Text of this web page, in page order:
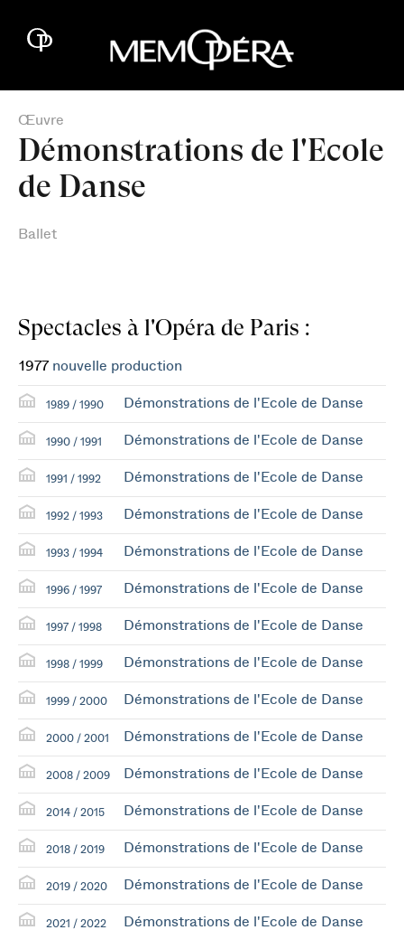
Œuvre
Démonstrations de l'Ecole
de Danse
Ballet
Spectacles à l'Opéra de Paris :
1977 nouvelle production
1989 / 1990 Démonstrations de l'Ecole de Danse
1990 / 1991 Démonstrations de l'Ecole de Danse
1991 / 1992 Démonstrations de l'Ecole de Danse
1992 / 1993 Démonstrations de l'Ecole de Danse
1993 / 1994 Démonstrations de l'Ecole de Danse
1996 / 1997 Démonstrations de l'Ecole de Danse
1997 / 1998 Démonstrations de l'Ecole de Danse
1998 / 1999 Démonstrations de l'Ecole de Danse
1999 / 2000 Démonstrations de l'Ecole de Danse
2000 / 2001 Démonstrations de l'Ecole de Danse
2008 / 2009 Démonstrations de l'Ecole de Danse
2014 / 2015 Démonstrations de l'Ecole de Danse
2018 / 2019 Démonstrations de l'Ecole de Danse
2019 / 2020 Démonstrations de l'Ecole de Danse
2021 / 2022 Démonstrations de l'Ecole de Danse